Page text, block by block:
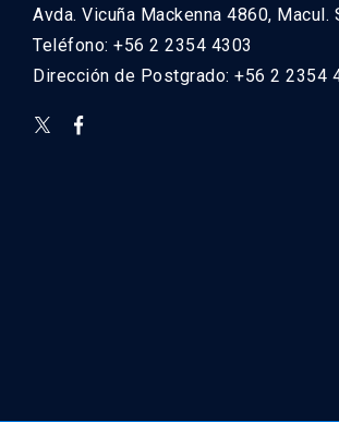
Avda. Vicuña Mackenna 4860, Macul.
Teléfono: +56 2 2354 4303
Dirección de Postgrado: +56 2 2354